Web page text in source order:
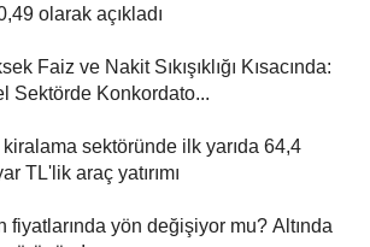
olarak açıkladı
Faiz ve Nakit Sıkışıklığı Kısacında:
Sektörde Konkordato...
kiralama sektöründe ilk yarıda 64,4
TL'lik araç yatırımı
fiyatlarında yön değişiyor mu? Altında